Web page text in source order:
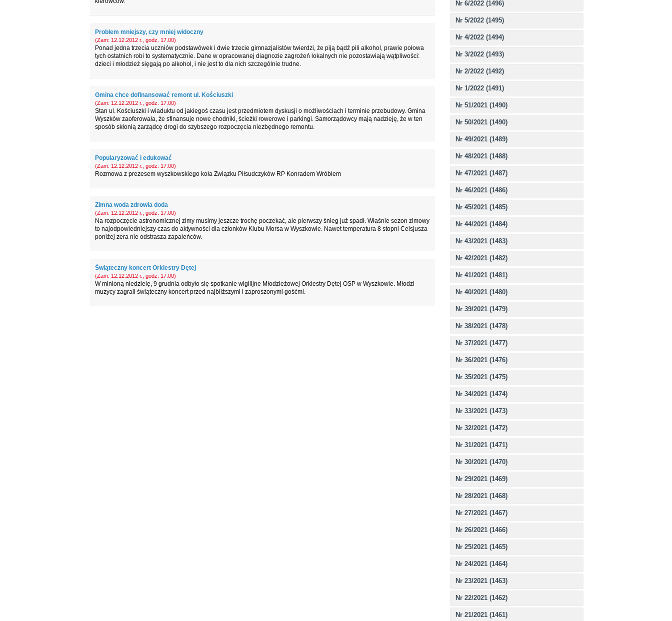
Nr 6/2022 (1496)
Nr 5/2022 (1495)
Nr 4/2022 (1494)
Nr 3/2022 (1493)
Nr 2/2022 (1492)
Nr 1/2022 (1491)
Nr 51/2021 (1490)
Nr 50/2021 (1490)
Nr 49/2021 (1489)
Nr 48/2021 (1488)
Nr 47/2021 (1487)
Nr 46/2021 (1486)
Nr 45/2021 (1485)
Nr 44/2021 (1484)
Nr 43/2021 (1483)
Nr 42/2021 (1482)
Nr 41/2021 (1481)
Nr 40/2021 (1480)
Nr 39/2021 (1479)
Nr 38/2021 (1478)
Nr 37/2021 (1477)
Nr 36/2021 (1476)
Nr 35/2021 (1475)
Nr 34/2021 (1474)
Nr 33/2021 (1473)
Nr 32/2021 (1472)
Nr 31/2021 (1471)
Nr 30/2021 (1470)
Nr 29/2021 (1469)
Nr 28/2021 (1468)
Nr 27/2021 (1467)
Nr 26/2021 (1466)
Nr 25/2021 (1465)
Nr 24/2021 (1464)
Nr 23/2021 (1463)
Nr 22/2021 (1462)
Nr 21/2021 (1461)
Problem mniejszy, czy mniej widoczny
(Zam: 12.12.2012 r., godz. 17.00)
Ponad jedna trzecia uczniów podstawówek i dwie trzecie gimnazjalistów twierdzi, że piją bądź pili alkohol, prawie połowa
tych ostatnich robi to systematycznie. Dane w opracowanej diagnozie zagrożeń lokalnych nie pozostawiają wątpliwości:
dzieci i młodzież sięgają po alkohol, i nie jest to dla nich szczególnie trudne.
Gmina chce dofinansować remont ul. Kościuszki
(Zam: 12.12.2012 r., godz. 17.00)
Stan ul. Kościuszki i wiaduktu od jakiegoś czasu jest przedmiotem dyskusji o możliwościach i terminie przebudowy. Gmina
Wyszków zaoferowała, że sfinansuje nowe chodniki, ścieżki rowerowe i parkingi. Samorządowcy mają nadzieję, że w ten
sposób skłonią zarządcę drogi do szybszego rozpoczęcia niezbędnego remontu.
Popularyzować i edukować
(Zam: 12.12.2012 r., godz. 17.00)
Rozmowa z prezesem wyszkowskiego koła Związku Piłsudczyków RP Konradem Wróblem
Zimna woda zdrowia doda
(Zam: 12.12.2012 r., godz. 17.00)
Na rozpoczęcie astronomicznej zimy musimy jeszcze trochę poczekać, ale pierwszy śnieg już spadł. Właśnie sezon zimowy
to najodpowiedniejszy czas do aktywności dla członków Klubu Morsa w Wyszkowie. Nawet temperatura 8 stopni Celsjusza
poniżej zera nie odstrasza zapaleńców.
Świąteczny koncert Orkiestry Dętej
(Zam: 12.12.2012 r., godz. 17.00)
W minioną niedzielę, 9 grudnia odbyło się spotkanie wigilijne Młodzieżowej Orkiestry Dętej OSP w Wyszkowie. Młodzi
muzycy zagrali świąteczny koncert przed najbliższymi i zaproszonymi gośćmi.